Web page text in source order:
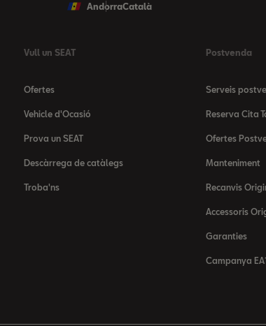
AndorraCatalà
Vull un SEAT
Ofertes
Vehicle d'Ocasió
Prova un SEAT
Descàrrega de catàlegs
Troba'ns
Postvenda
Serveis
Reserva Cita
Ofertes
Manteniment
Recanvis
Accessoris
Garanties
Campanya